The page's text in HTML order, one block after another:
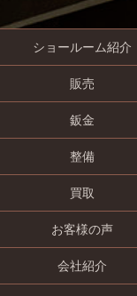
ショールーム紹介
販売
鈑金
整備
買取
お客様の声
会社紹介